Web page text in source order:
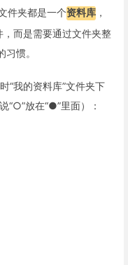
件夹都是一个资料库 ，
，而是需要通过文件夹整
惯。
“我的资料库”文件夹下
“○”放在“●”里面）：